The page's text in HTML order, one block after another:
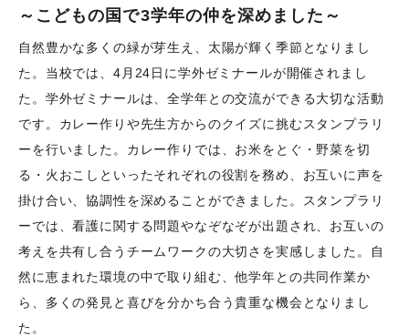
～こどもの国で3学年の仲を深めました～
自然豊かな多くの緑が芽生え、太陽が輝く季節となりまし
た。当校では、4月24日に学外ゼミナールが開催されまし
た。学外ゼミナールは、全学年との交流ができる大切な活動
です。カレー作りや先生方からのクイズに挑むスタンプラリ
ーを行いました。カレー作りでは、お米をとぐ・野菜を切
る・火おこしといったそれぞれの役割を務め、お互いに声を
掛け合い、協調性を深めることができました。スタンプラリ
ーでは、看護に関する問題やなぞなぞが出題され、お互いの
考えを共有し合うチームワークの大切さを実感しました。自
然に恵まれた環境の中で取り組む、他学年との共同作業か
ら、多くの発見と喜びを分かち合う貴重な機会となりまし
た。